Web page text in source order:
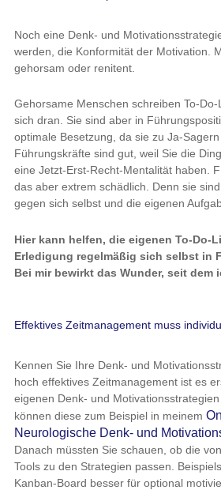
Noch eine Denk- und
werden, die Konformität der Motivation.
gehorsam oder renitent.
Gehorsame Menschen schreiben To-
sich dran. Sie sind aber in
optimale Besetzung, da sie zu Ja-
Führungskräfte sind gut, weil Sie die
eine Jetzt-Erst-Recht-Mentalität haben.
das aber extrem schädlich. Denn sie
gegen sich selbst und die eigenen
Hier kann helfen, die eigenen To-Do-
Erledigung regelmäßig sich selbst in
Bei mir bewirkt das Wunder, seit dem
Effektives Zeitmanagement muss
Kennen Sie Ihre Denk- und
hoch effektives Zeitmanagement ist es
eigenen Denk- und
können diese zum Beispiel in meinem
Neurologische Denk- und
Danach müssten Sie schauen, ob die
Tools zu den Strategien passen.
Kanban-Board besser für optional